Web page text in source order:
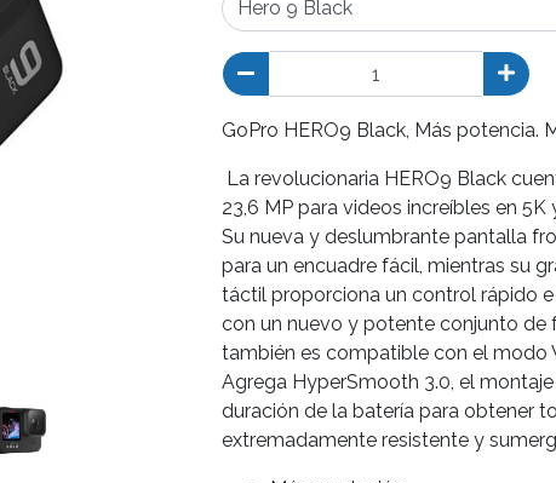
GoPro HERO9 Black, Más potencia.
La revolucionaria HERO9 Black
23,6 MP para videos increíbles en
Su nueva y deslumbrante pantalla
para un encuadre fácil, mientras su
táctil proporciona un control rápido
con un nuevo y potente conjunto de
también es compatible con el modo
Agrega HyperSmooth 3.0, el
duración de la batería para obtener
extremadamente resistente y